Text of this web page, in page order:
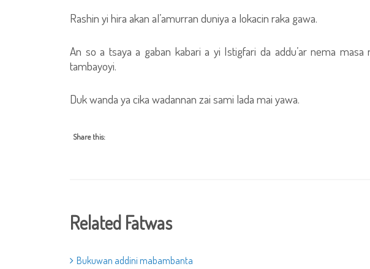
Rashin yi hira akan al’amurran duniya a lokacin raka gawa.
An so a tsaya a gaban kabari a yi Istigfari da addu’ar nema
tambayoyi.
Duk wanda ya cika wadannan zai sami lada mai yawa.
Share this:
Related Fatwas
Bukuwan addini mabambanta